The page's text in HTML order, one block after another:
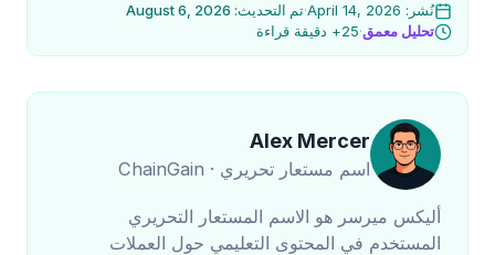
نُشر: April 14, 2026
·تم التحديث: August 6, 2026
تحليل معمق·25+ دقيقة قراءة
Alex Mercer
اسم مستعار تحريري · ChainGain
أليكس ميرسر هو الاسم المستعار التحريري
المستخدم في المحتوى التعليمي حول العملات